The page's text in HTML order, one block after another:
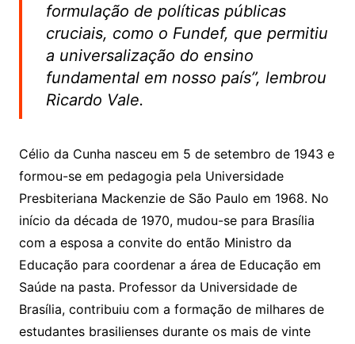
formulação de políticas públicas
cruciais, como o Fundef, que permitiu
a universalização do ensino
fundamental em nosso país”, lembrou
Ricardo Vale.
Célio da Cunha nasceu em 5 de setembro de 1943 e
formou-se em pedagogia pela Universidade
Presbiteriana Mackenzie de São Paulo em 1968. No
início da década de 1970, mudou-se para Brasília
com a esposa a convite do então Ministro da
Educação para coordenar a área de Educação em
Saúde na pasta. Professor da Universidade de
Brasília, contribuiu com a formação de milhares de
estudantes brasilienses durante os mais de vinte